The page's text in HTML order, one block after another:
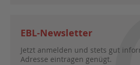
EBL-Newsletter
Jetzt anmelden und stets gut
Adresse eintragen genügt.